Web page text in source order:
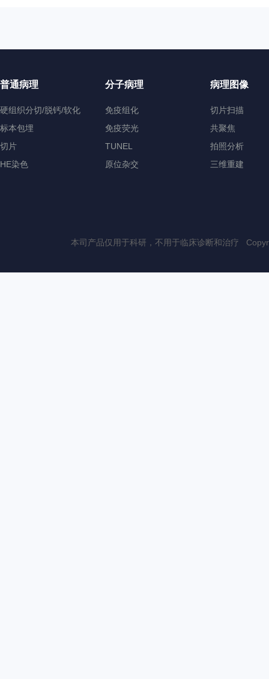
普通病理
硬组织分切/脱钙/软化
标本包埋
切片
HE染色
分子病理
免疫组化
免疫荧光
TUNEL
原位杂交
病理图像
切片扫描
共聚焦
拍照分析
三维重建
本司产品仅用于科研，不用于临床诊断和治疗